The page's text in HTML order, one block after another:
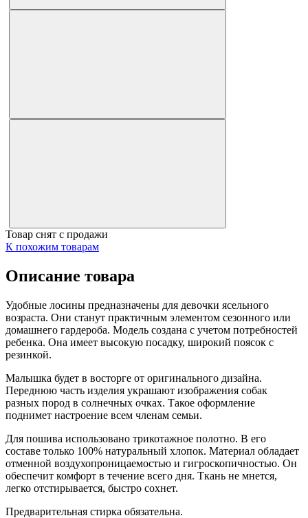
Товар снят с продажи
К похожим товарам
Описание товара
Удобные лосины предназначены для девочки ясельного
возраста. Они станут практичным элементом сезонного или
домашнего гардероба. Модель создана с учетом потребностей
ребенка. Она имеет высокую посадку, широкий поясок с
резинкой.
Малышка будет в восторге от оригинального дизайна.
Переднюю часть изделия украшают изображения собак
разных пород в солнечных очках. Такое оформление
поднимет настроение всем членам семьи.
Для пошива использовано трикотажное полотно. В его
составе только 100% натуральный хлопок. Материал обладает
отменной воздухопроницаемостью и гигроскопичностью. Он
обеспечит комфорт в течение всего дня. Ткань не мнется,
легко отстирывается, быстро сохнет.
Предварительная стирка обязательна.